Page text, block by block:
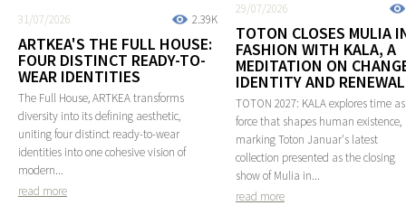
2.39K
31/07/2026
ARTKEA'S THE FULL HOUSE:
FOUR DISTINCT READY-TO-
WEAR IDENTITIES
The Full House, ARTKEA transforms
diversity into its defining aesthetic,
uniting four distinct ready-to-wear
identities into one cohesive vision of
modern...
read more
29/07/2026
TOTON CLOSES MULIA
FASHION WITH KALA, A
MEDITATION ON
IDENTITY AND RENEWAL
TOTON 2027: KALA explores time
force that shapes human existence,
marking Toton Januar's latest
collection presented as the closing
show of Mulia in...
read more